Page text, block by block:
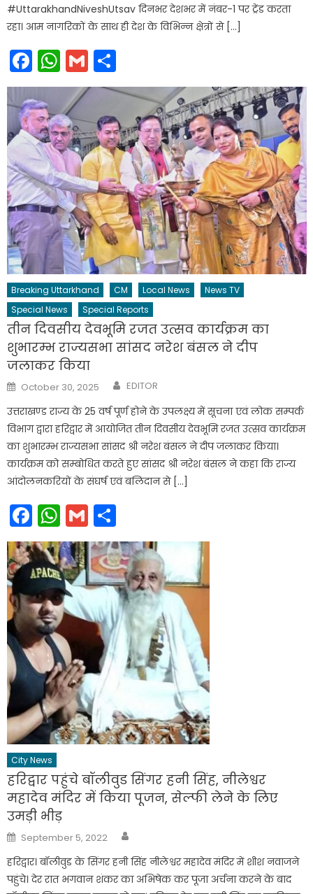
#UttarakhandNiveshUtsav दिनभर देशभर में नंबर-1 पर ट्रेंड करता
रहा। आम नागरिकों के साथ ही देश के विभिन्न क्षेत्रों से […]
Facebook
WhatsApp
Gmail
Breaking Uttarkhand CM Local News
News TV
Special News
Special Reports
तीन दिवसीय देवभूमि रजत उत्सव कार्यक्रम का
शुभारम्भ राज्यसभा सांसद नरेश बंसल ने दीप
जलाकर किया
Posted
on
October 30, 2025 Author
EDITOR
उत्तराखण्ड राज्य के 25 वर्ष पूर्ण होने के उपलक्ष्य में सूचना एवं लोक सम्पर्क
विभाग द्वारा हरिद्वार में आयोजित तीन दिवसीय देवभूमि रजत उत्सव कार्यक्रम
का शुभारम्भ राज्यसभा सांसद श्री नरेश बंसल ने दीप जलाकर किया।
कार्यक्रम को सम्बोधित करते हुए सांसद श्री नरेश बंसल ने कहा कि राज्य
आंदोलनकरियों के संघर्ष एवं बलिदान से […]
Facebook
WhatsApp
Gmail
City News
हरिद्वार पहुंचे बॉलीवुड सिंगर हनी सिंह, नीलेश्वर
महादेव मंदिर में किया पूजन, सेल्फी लेने के लिए
उमड़ी भीड़
Posted
on
September 5, 2022
हरिद्वार। बॉलीवुड के सिंगर हनी सिंह नीलेश्वर महादेव मंदिर में शीश नवाजने
पहुंचे। देर रात भगवान शंकर का अभिषेक कर पूजा अर्चना करने के बाद